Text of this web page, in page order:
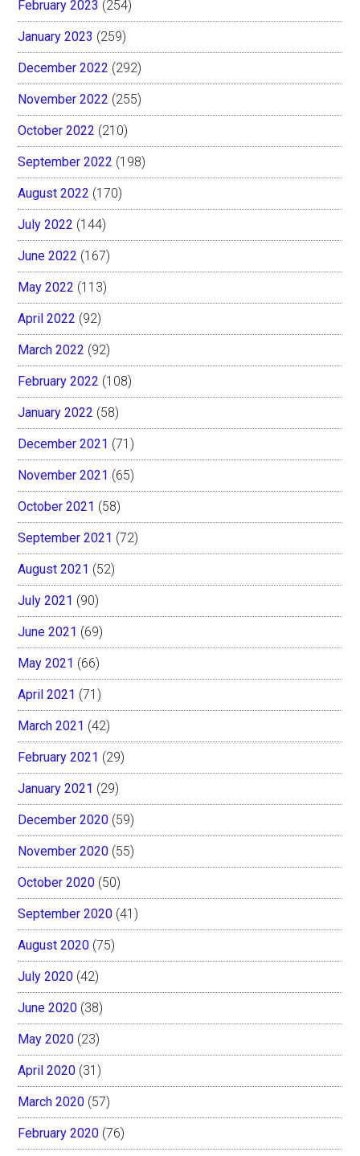
February 2023 (254)
January 2023 (259)
December 2022 (292)
November 2022 (255)
October 2022 (210)
September 2022 (198)
August 2022 (170)
July 2022 (144)
June 2022 (167)
May 2022 (113)
April 2022 (92)
March 2022 (92)
February 2022 (108)
January 2022 (58)
December 2021 (71)
November 2021 (65)
October 2021 (58)
September 2021 (72)
August 2021 (52)
July 2021 (90)
June 2021 (69)
May 2021 (66)
April 2021 (71)
March 2021 (42)
February 2021 (29)
January 2021 (29)
December 2020 (59)
November 2020 (55)
October 2020 (50)
September 2020 (41)
August 2020 (75)
July 2020 (42)
June 2020 (38)
May 2020 (23)
April 2020 (31)
March 2020 (57)
February 2020 (76)